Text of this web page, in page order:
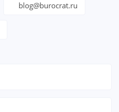
blog@burocrat.ru